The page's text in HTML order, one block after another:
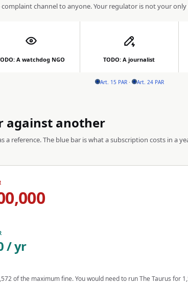
channel to anyone. Your regulator is not your only
A watchdog NGO TODO: A journalist
Art. 15 PAR· Art. 24 PAR
against another
a reference. The blue bar is what a subscription costs in a
/ yr
of the maximum fine. You would need to run The Taurus for